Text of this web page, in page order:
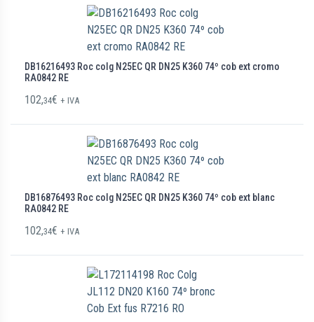
DB16216493 Roc colg N25EC QR DN25 K360 74º cob ext cromo
RA0842 RE
102,34€ + IVA
DB16876493 Roc colg N25EC QR DN25 K360 74º cob ext blanc
RA0842 RE
102,34€ + IVA